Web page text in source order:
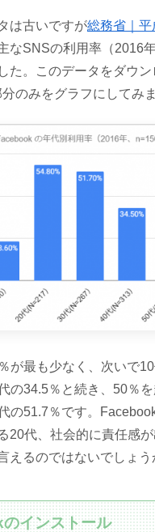
は古いですが総務省｜平
なSNSの利用率（2016
た。このデータをダウン
のみをグラフにしてみま
が最も少なく、次いで
の34.5％と続き、50％
の51.7％です。
20代、社会的に責任感
えるのではないでしょう
インストール